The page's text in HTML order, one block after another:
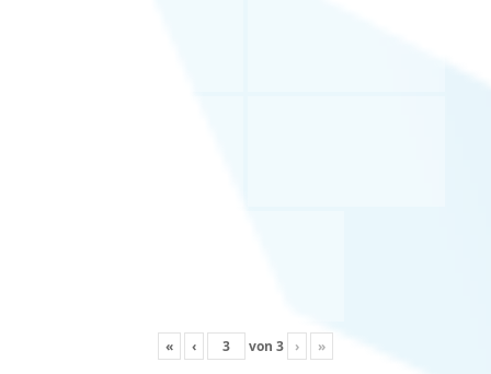
« ‹ von 3 › »